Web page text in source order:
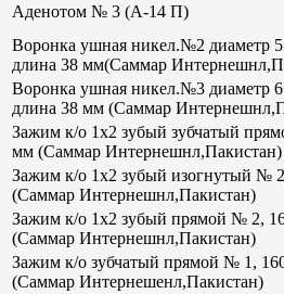
Аденотом № 3 (А-14 П)
Воронка ушная никел.№2 диаметр
длина 38 мм(Саммар
Воронка ушная никел.№3 диаметр
длина 38 мм (Саммар
Зажим к/о 1х2 зубый зубчатый
мм (Саммар Интернешнл,Пакистан)
Зажим к/о 1х2 зубый изогнутый №
(Саммар Интернешнл,Пакистан)
Зажим к/о 1х2 зубый прямой № 2,
(Саммар Интернешнл,Пакистан)
Зажим к/о зубчатый прямой № 1,
(Саммар Интернешенл,Пакистан)